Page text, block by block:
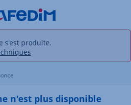
s'est produite.
n'est plus disponible